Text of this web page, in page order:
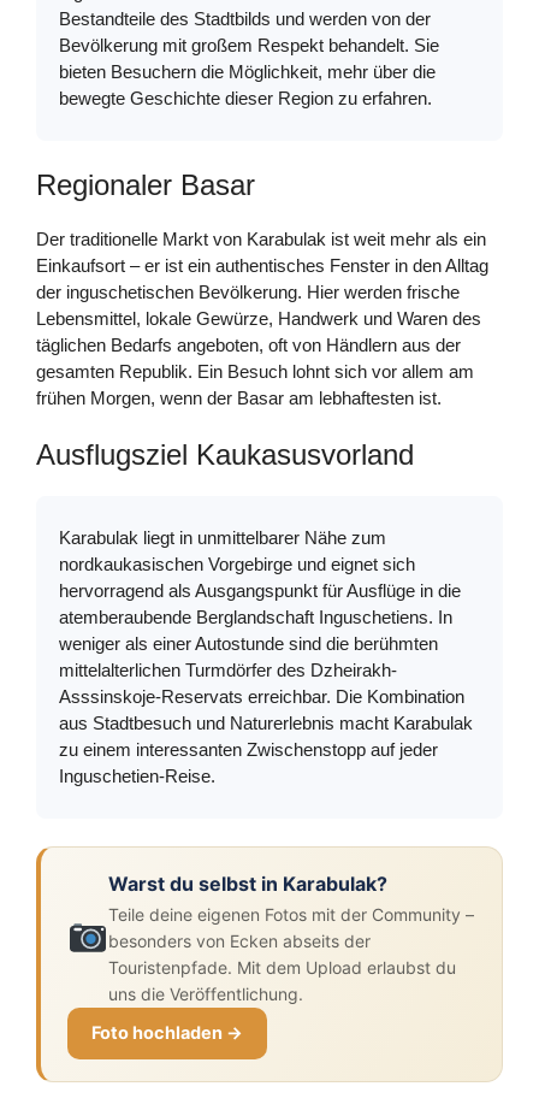
Bestandteile des Stadtbilds und werden von der
Bevölkerung mit großem Respekt behandelt. Sie
bieten Besuchern die Möglichkeit, mehr über die
bewegte Geschichte dieser Region zu erfahren.
Regionaler Basar
Der traditionelle Markt von Karabulak ist weit mehr als ein
Einkaufsort – er ist ein authentisches Fenster in den Alltag
der inguschetischen Bevölkerung. Hier werden frische
Lebensmittel, lokale Gewürze, Handwerk und Waren des
täglichen Bedarfs angeboten, oft von Händlern aus der
gesamten Republik. Ein Besuch lohnt sich vor allem am
frühen Morgen, wenn der Basar am lebhaftesten ist.
Ausflugsziel Kaukasusvorland
Karabulak liegt in unmittelbarer Nähe zum
nordkaukasischen Vorgebirge und eignet sich
hervorragend als Ausgangspunkt für Ausflüge in die
atemberaubende Berglandschaft Inguschetiens. In
weniger als einer Autostunde sind die berühmten
mittelalterlichen Turmdörfer des Dzheirakh-
Asssinskoje-Reservats erreichbar. Die Kombination
aus Stadtbesuch und Naturerlebnis macht Karabulak
zu einem interessanten Zwischenstopp auf jeder
Inguschetien-Reise.
Warst du selbst in Karabulak?
Teile deine eigenen Fotos mit der Community –
besonders von Ecken abseits der
Touristenpfade. Mit dem Upload erlaubst du
uns die Veröffentlichung.
Foto hochladen →